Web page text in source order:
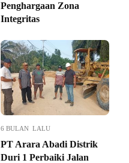
Penghargaan Zona
Integritas
6 BULAN LALU
PT Arara Abadi Distrik
Duri 1 Perbaiki Jalan